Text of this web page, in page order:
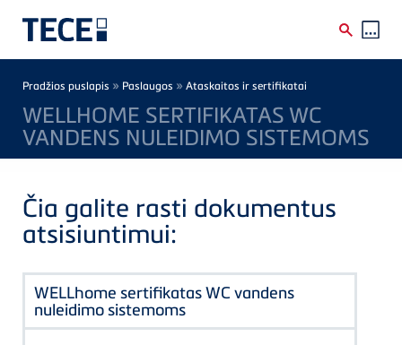
Breadcrumb
Pradžios puslapis » Paslaugos » Ataskaitos ir sertifikatai
WELLHOME SERTIFIKATAS WC
VANDENS NULEIDIMO SISTEMOMS
Čia galite rasti dokumentus
atsisiuntimui:
WELLhome sertifikatas WC vandens
nuleidimo sistemoms